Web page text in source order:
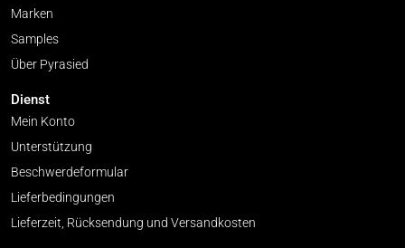
Marken
Samples
Über Pyrasied
Dienst
Mein Konto
Unterstützung
Beschwerdeformular
Lieferbedingungen
Lieferzeit, Rücksendung und Versandkosten